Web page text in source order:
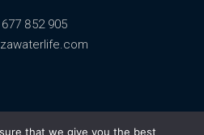
852 905
that we give you the best